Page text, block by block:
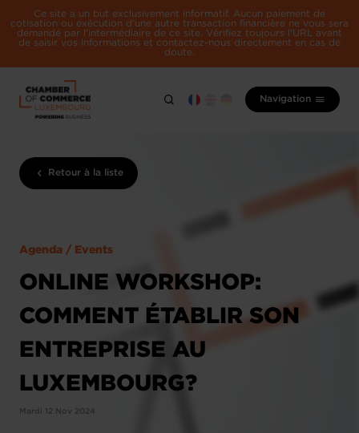
Ce site a un but exclusivement informatif. Aucun paiement de
cotisation ou exécution d'une autre transaction financière ne vous sera
demandé par l'intermédiaire de ce site. Vérifiez toujours l'URL avant
de saisir vos informations et contactez-nous directement en cas de
doute.
Navigation
Retour à la liste
Agenda / Events
ONLINE WORKSHOP:
COMMENT ÉTABLIR SON
ENTREPRISE AU
LUXEMBOURG?
Mardi 12 Nov 2024